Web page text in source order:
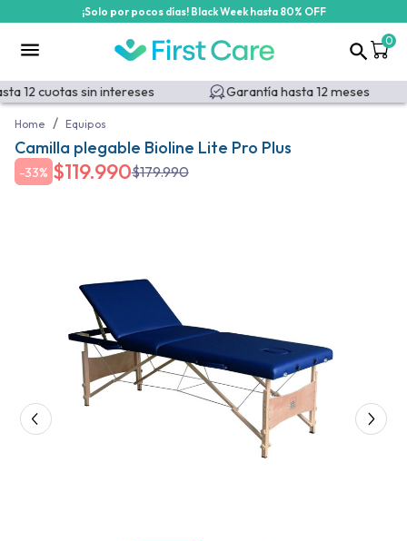
¡Solo por pocos días! Black Week hasta 80% OFF
0
12 cuotas sin intereses Garantía hasta 12 meses
Home / Equipos
Camilla plegable Bioline Lite Pro Plus
-33% $119.990$179.990